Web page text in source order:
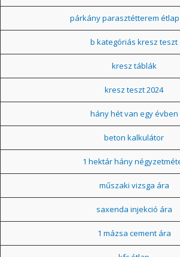
párkány parasztétterem
b kategóriás kresz teszt
kresz táblák
kresz teszt 2024
hány hét van egy évben
beton kalkulátor
1 hektár hány
műszaki vizsga ára
saxenda injekció ára
1 mázsa cement ára